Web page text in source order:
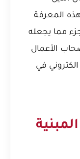
المعرفة
مما يجعله
الأعمال
في